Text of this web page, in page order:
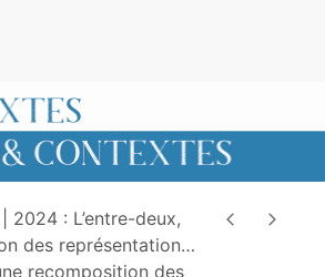
2024 : L’entre-deux,
des représentation…
recomposition des